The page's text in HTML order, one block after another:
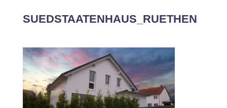
SUEDSTAATENHAUS_RUETHEN